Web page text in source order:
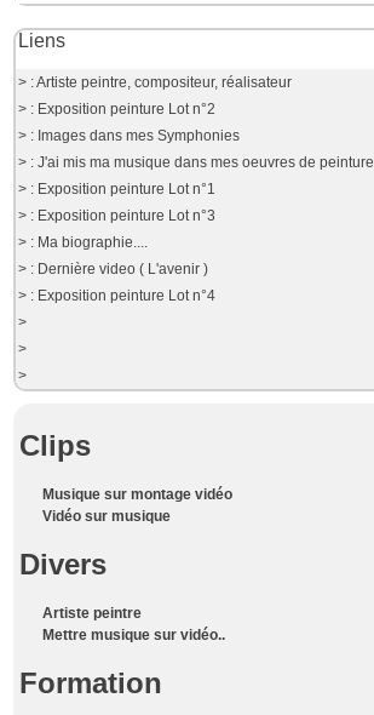
Liens
> : Artiste peintre, compositeur, réalisateur
> : Exposition peinture Lot n°2
> : Images dans mes Symphonies
> : J'ai mis ma musique dans mes oeuvres de peinture
> : Exposition peinture Lot n°1
> : Exposition peinture Lot n°3
> : Ma biographie....
> : Dernière video ( L'avenir )
> : Exposition peinture Lot n°4
>
>
>
Clips
Musique sur montage vidéo
Vidéo sur musique
Divers
Artiste peintre
Mettre musique sur vidéo..
Formation